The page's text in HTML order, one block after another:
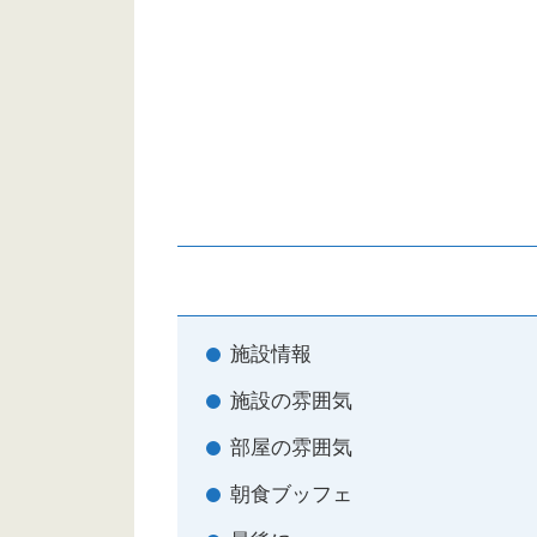
施設情報
施設の雰囲気
部屋の雰囲気
朝食ブッフェ